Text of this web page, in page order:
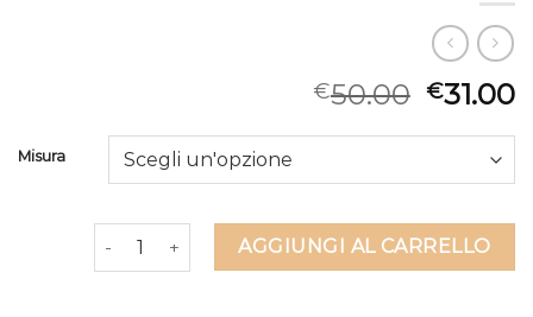
€50.00 €31.00
Misura
jeans a zampa di elefante quantità
AGGIUNGI AL CARRELLO